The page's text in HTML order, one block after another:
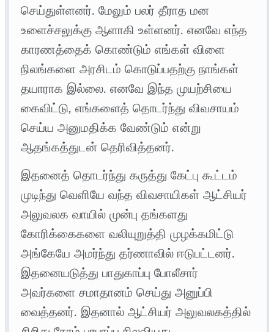
செய்துள்ளனர். மேலும் பலர் தீராத மன
உளைச்சலுக்கு ஆளாகி உள்ளனர். எனவே எந்த
காரணத்தைக் கொண்டும் எங்கள் விளை
நிலங்களை அரசிடம் கொடுப்பதற்கு நாங்கள்
தயாராக இல்லை. எனவே இந்த முயற்சியை
கைவிட்டு, எங்களைத் தொடர்ந்து விவசாயம்
செய்ய அனுமதிக்க வேண்டும் என்று
ஆதங்கத்துடன் தெரிவித்தனர்.
இதனைத் தொடர்ந்து கருத்து கேட்பு கூட்டம்
முடிந்து வெளியே வந்த விவசாயிகள் ஆட்சியர்
அலுவலக வாயில் முன்பு தங்களது
கோரிக்கைகளை வலியுறுத்தி முழக்கமிட்டு
அங்கேயே அமர்ந்து தர்ணாவில் ஈடுபட்டனர்.
இதனையடுத்து பாதுகாப்பு போலீசார்
அவர்களை சமாதானம் செய்து அனுப்பி
வைத்தனர். இதனால் ஆட்சியர் அலுவலகத்தில்